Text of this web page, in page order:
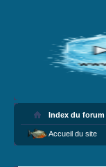
Index du forum
Accueil du site